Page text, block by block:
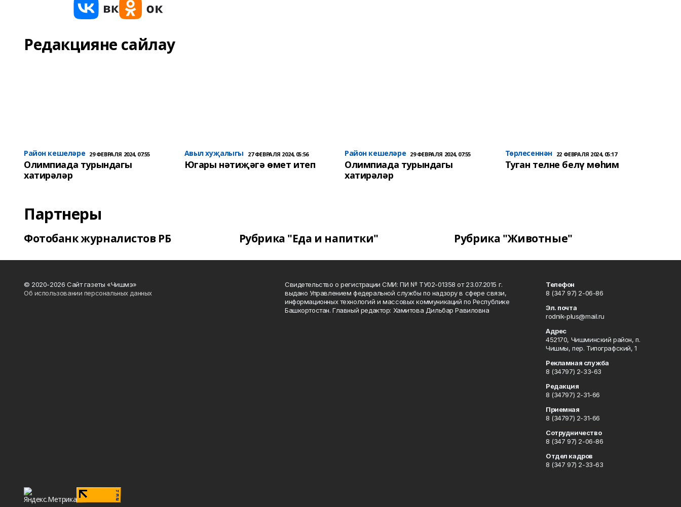
Редакцияне сайлау
Район кешеләре 29 ФЕВРАЛЯ 2024, 07:55
Олимпиада турындагы
хатирәләр
Авыл хуҗалыгы 27 ФЕВРАЛЯ 2024, 05:56
Югары нәтиҗәгә өмет итеп
Район кешеләре 29 ФЕВРАЛЯ 2024, 07:55
Олимпиада турындагы
хатирәләр
Төрлесеннән 22 ФЕВРАЛЯ 2024, 05:17
Туган телне белү мөһим
Партнеры
Фотобанк журналистов РБ Рубрика "Еда и напитки" Рубрика "Животные"
© 2020-2026 Сайт газеты «Чишмэ»
Об использовании персональных данных
Свидетельство о регистрации СМИ: ПИ № ТУ02-01358 от 23.07.2015 г.
выдано Управлением федеральной службы по надзору в сфере связи,
информационных технологий и массовых коммуникаций по Республике
Башкортостан. Главный редактор: Хамитова Дильбар Равиловна
Телефон
8 (347 97) 2-06-86
Эл. почта
rodnik-plus@mail.ru
Адрес
452170, Чишминский район, п.
Чишмы, пер. Типографский, 1
Рекламная служба
8 (34797) 2-33-63
Редакция
8 (34797) 2-31-66
Приемная
8 (34797) 2-31-66
Сотрудничество
8 (347 97) 2-06-86
Отдел кадров
8 (347 97) 2-33-63